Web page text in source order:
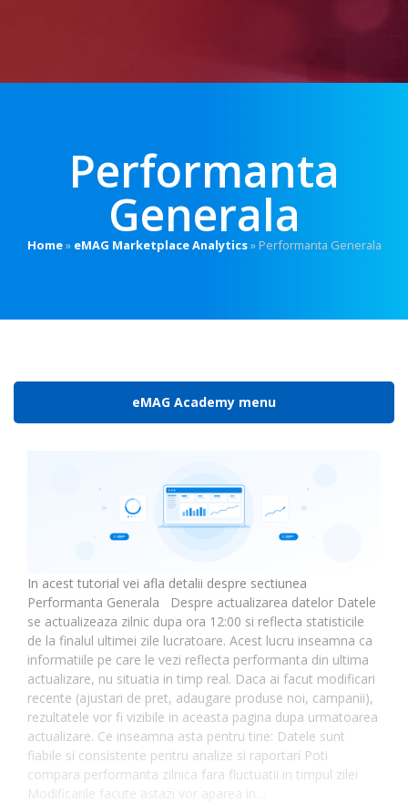
Performanta
Generala
Home» eMAG Marketplace Analytics»Performanta Generala
eMAG Academy menu
In acest tutorial vei afla detalii despre sectiunea
Performanta Generala Despre actualizarea datelor Datele
se actualizeaza zilnic dupa ora 12:00 si reflecta statisticile
de la finalul ultimei zile lucratoare. Acest lucru inseamna ca
informatiile pe care le vezi reflecta performanta din ultima
actualizare, nu situatia in timp real. Daca ai facut modificari
recente (ajustari de pret, adaugare produse noi, campanii),
rezultatele vor fi vizibile in aceasta pagina dupa urmatoarea
actualizare. Ce inseamna asta pentru tine: Datele sunt
fiabile si consistente pentru analize si raportari Poti
compara performanta zilnica fara fluctuatii in timpul zilei
Modificarile facute astazi vor aparea in…